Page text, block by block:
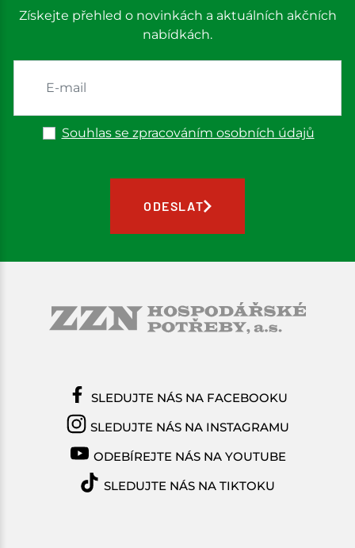
Získejte přehled o novinkách a aktuálních akčních
nabídkách.
Souhlas se zpracováním osobních údajů
ODESLAT
SLEDUJTE NÁS NA FACEBOOKU
SLEDUJTE NÁS NA INSTAGRAMU
ODEBÍREJTE NÁS NA YOUTUBE
SLEDUJTE NÁS NA TIKTOKU